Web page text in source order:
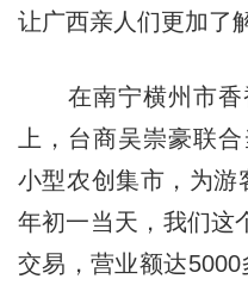
让广西亲人们更加了
在南宁横州市香
上，台商吴崇豪联
小型农创集市，为游
年初一当天，我们这
交易，营业额达